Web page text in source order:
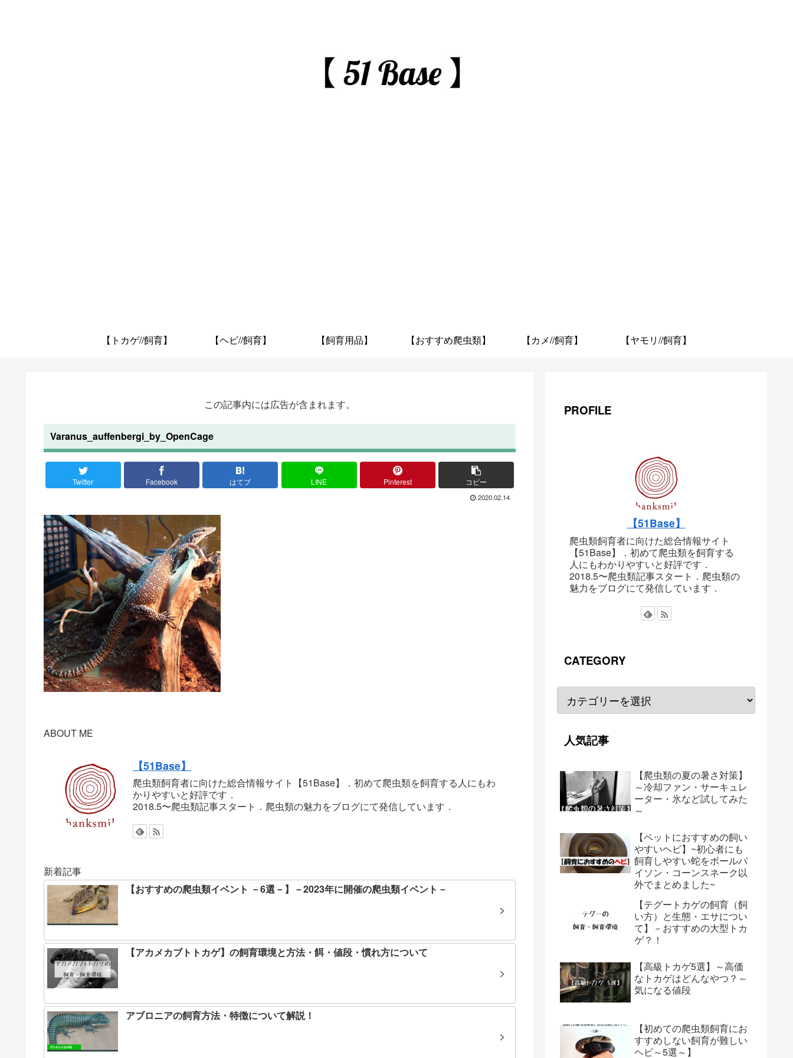
【トカゲ//飼育】 【ヘビ//飼育】 【飼育用品】 【おすすめ爬虫類】 【カメ//飼育】 【ヤモリ//飼育】
この記事内には広告が含まれます。
Varanus_auffenbergi_by_OpenCage
Twitter Facebook はてブ LINE Pinterest コピー
2020.02.14
ABOUT ME
【51Base】
爬虫類飼育者に向けた総合情報サイト【51Base】．初めて爬虫類を飼育する人にもわ
かりやすいと好評です．
2018.5〜爬虫類記事スタート．爬虫類の魅力をブログにて発信しています．
新着記事
【おすすめの爬虫類イベント －6選－】－2023年に開催の爬虫類イベント－
【アカメカブトトカゲ】の飼育環境と方法・餌・値段・慣れ方について
アブロニアの飼育方法・特徴について解説！
PROFILE
【51Base】
爬虫類飼育者に向けた総合情報サイト
【51Base】．初めて爬虫類を飼育する
人にもわかりやすいと好評です．
2018.5〜爬虫類記事スタート．爬虫類の
魅力をブログにて発信しています．
CATEGORY
人気記事
【爬虫類の夏の暑さ対策】
～冷却ファン・サーキュレ
ーター・氷など試してみた
～
【ペットにおすすめの飼い
やすいヘビ】~初心者にも
飼育しやすい蛇をボールパ
イソン・コーンスネーク以
外でまとめました~
【テグートカゲの飼育（飼
い方）と生態・エサについ
て】－おすすめの大型トカ
ゲ？！
【高級トカゲ5選】～高価
なトカゲはどんなやつ？～
気になる値段
【初めての爬虫類飼育にお
すすめしない飼育が難しい
ヘビ～5選～】